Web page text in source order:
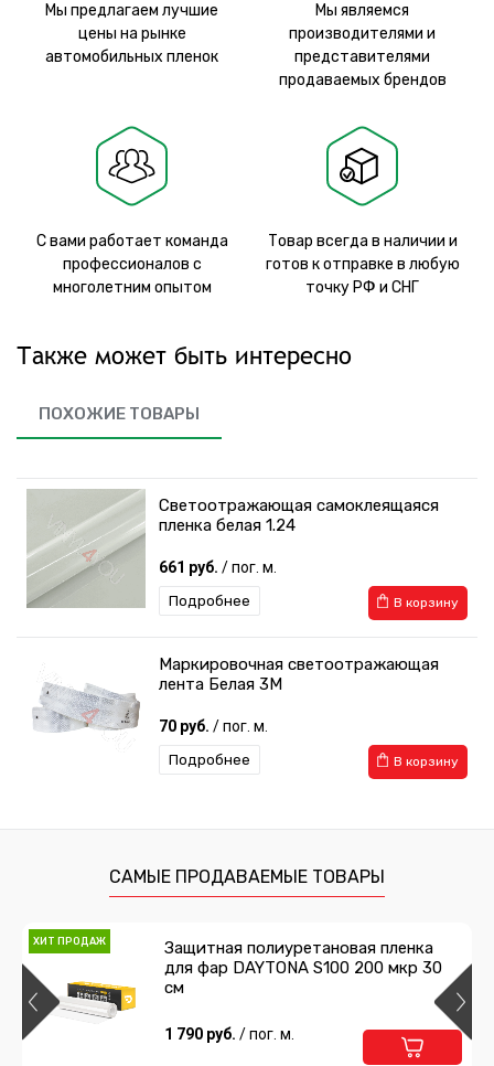
Мы предлагаем лучшие
цены на рынке
автомобильных пленок
Мы являемся
производителями и
представителями
продаваемых брендов
С вами работает команда
профессионалов с
многолетним опытом
Товар всегда в наличии и
готов к отправке в любую
точку РФ и СНГ
Также может быть интересно
ПОХОЖИЕ ТОВАРЫ
Светоотражающая самоклеящаяся
пленка белая 1.24
661 руб. / пог. м.
В корзину
Подробнее
Маркировочная светоотражающая
лента Белая 3М
70 руб. / пог. м.
В корзину
Подробнее
САМЫЕ ПРОДАВАЕМЫЕ ТОВАРЫ
ХИТ ПРОДАЖ
Защитная полиуретановая пленка
для фар DAYTONA S100 200 мкр 30
см
1 790 руб. / пог. м.